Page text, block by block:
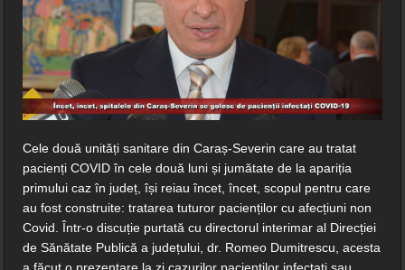
Cele două unități sanitare din Caraș-Severin care au tratat
pacienți COVID în cele două luni și jumătate de la apariția
primului caz în județ, își reiau încet, încet, scopul pentru care
au fost construite: tratarea tuturor pacienților cu afecțiuni non
Covid. Într-o discuție purtată cu directorul interimar al Direcției
de Sănătate Publică a județului, dr. Romeo Dumitrescu, acesta
a făcut o prezentare la zi cazurilor pacienților infectați sau